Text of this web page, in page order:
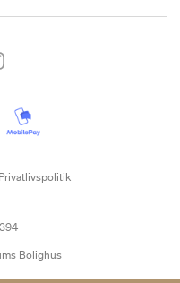
Privatlivspolitik
Bolighus